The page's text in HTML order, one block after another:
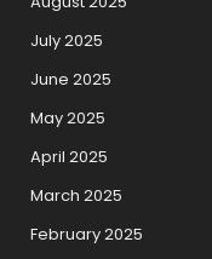
July 2025
June 2025
May 2025
April 2025
March 2025
February 2025